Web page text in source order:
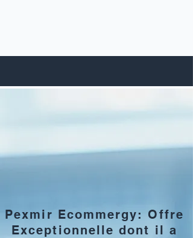
Pexmir Ecommergy: Offre
Exceptionnelle dont il a